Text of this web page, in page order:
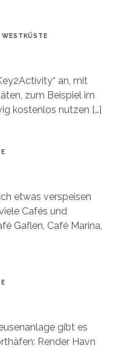
WESTKÜSTE
an, mit
zum Beispiel im
kostenlos nutzen […]
etwas verspeisen
Cafés und
Gaflen, Café Marina,
gibt es
Render Havn